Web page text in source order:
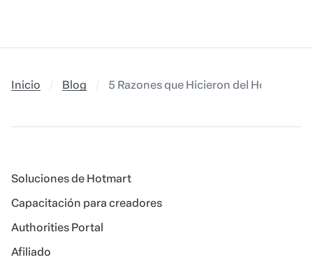
Inicio Blog 5 Razones que Hicieron del Hotmart
Soluciones de Hotmart
Capacitación para creadores
Authorities Portal
Afiliado